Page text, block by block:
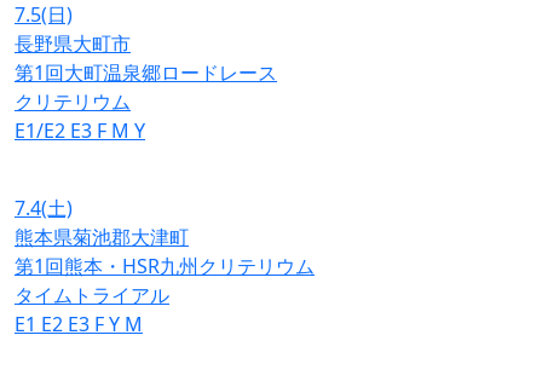
7.5(日)
長野県大町市
第1回大町温泉郷ロードレース
クリテリウム
E1/E2 E3 F M Y
7.4(土)
熊本県菊池郡大津町
第1回熊本・HSR九州クリテリウム
タイムトライアル
E1 E2 E3 FY M